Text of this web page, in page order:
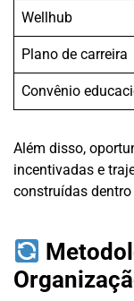
Wellhub
Plano de carreira
Convênio
Além disso,
incentivadas e
construídas